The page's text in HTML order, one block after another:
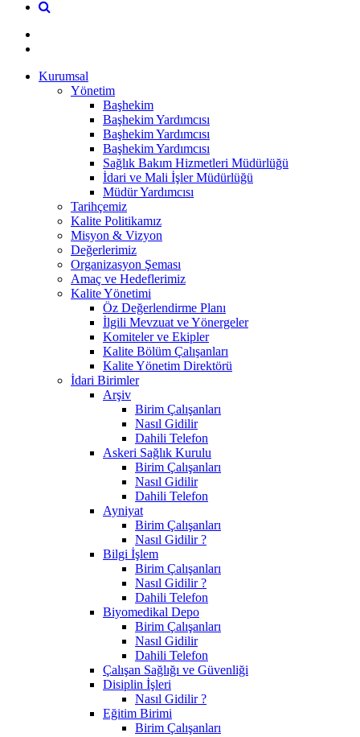
Kurumsal
Yönetim
Başhekim
Başhekim Yardımcısı
Başhekim Yardımcısı
Başhekim Yardımcısı
Sağlık Bakım Hizmetleri Müdürlüğü
İdari ve Mali İşler Müdürlüğü
Müdür Yardımcısı
Tarihçemiz
Kalite Politikamız
Misyon & Vizyon
Değerlerimiz
Organizasyon Şeması
Amaç ve Hedeflerimiz
Kalite Yönetimi
Öz Değerlendirme Planı
İlgili Mevzuat ve Yönergeler
Komiteler ve Ekipler
Kalite Bölüm Çalışanları
Kalite Yönetim Direktörü
İdari Birimler
Arşiv
Birim Çalışanları
Nasıl Gidilir
Dahili Telefon
Askeri Sağlık Kurulu
Birim Çalışanları
Nasıl Gidilir
Dahili Telefon
Ayniyat
Birim Çalışanları
Nasıl Gidilir ?
Bilgi İşlem
Birim Çalışanları
Nasıl Gidilir ?
Dahili Telefon
Biyomedikal Depo
Birim Çalışanları
Nasıl Gidilir
Dahili Telefon
Çalışan Sağlığı ve Güvenliği
Disiplin İşleri
Nasıl Gidilir ?
Eğitim Birimi
Birim Çalışanları